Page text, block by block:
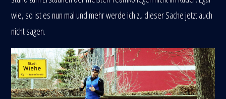
wie, so ist es nun mal und mehr werde ich zu dieser Sache jetzt auch
nicht sagen.